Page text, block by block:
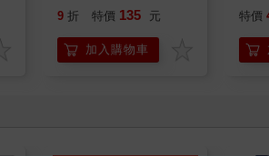
9 折 特價 135 元
加入購物車
遊
特價